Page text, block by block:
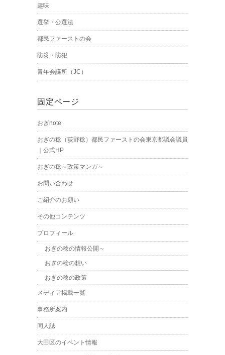
趣味
選挙・公選法
都民ファーストの会
防災・防犯
青年会議所（JC）
固定ページ
おぎnote
おぎの稔（荻野稔）都民ファーストの会東京都議会議員
｜公式HP
おぎの稔～政策マンガ～
お問い合わせ
ご紹介のお願い
その他コンテンツ
プロフィール
おぎの稔の情報公開～
おぎの稔の想い
おぎの稔の政策
メディア掲載一覧
事務所案内
同人誌
大田区のイベント情報